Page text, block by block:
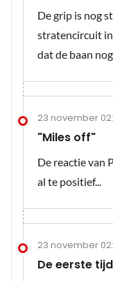
De grip is nog
stratencircuit in
dat de baan
23 november
"Miles off"
De reactie van
al te positief...
23 november
De eerste